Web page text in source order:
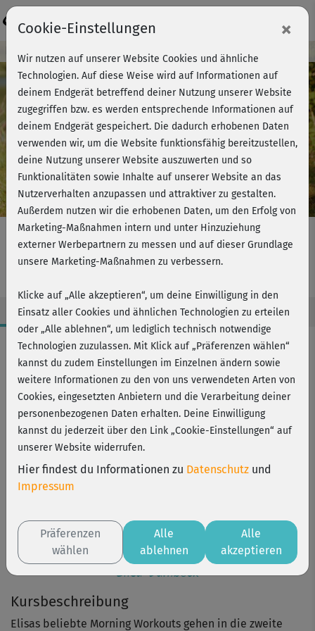
Play
Video
Kursvorschau - Jetzt mitmachen!
Morning Workouts II - Einführung
Kursbeschreibung
Elisas beliebte Morning Workouts gehen in die zweite
Workout-Facts
leicht
1 Min
Elisa Dambeck
Elisa Dambeck
Cookie-Einstellungen ×
Wir nutzen auf unserer Website Cookies und ähnliche
Technologien. Auf diese Weise wird auf Informationen auf
deinem Endgerät betreffend deiner Nutzung unserer Website
zugegriffen bzw. es werden entsprechende Informationen auf
deinem Endgerät gespeichert. Die dadurch erhobenen Daten
verwenden wir, um die Website funktionsfähig bereitzustellen,
deine Nutzung unserer Website auszuwerten und so
Funktionalitäten sowie Inhalte auf unserer Website an das
Nutzerverhalten anzupassen und attraktiver zu gestalten.
Außerdem nutzen wir die erhobenen Daten, um den Erfolg von
Marketing-Maßnahmen intern und unter Hinzuziehung
externer Werbepartnern zu messen und auf dieser Grundlage
unsere Marketing-Maßnahmen zu verbessern.
Klicke auf „Alle akzeptieren“, um deine Einwilligung in den
Einsatz aller Cookies und ähnlichen Technologien zu erteilen
oder „Alle ablehnen“, um lediglich technisch notwendige
Technologien zuzulassen. Mit Klick auf „Präferenzen wählen“
kannst du zudem Einstellungen im Einzelnen ändern sowie
weitere Informationen zu den von uns verwendeten Arten von
Cookies, eingesetzten Anbietern und die Verarbeitung deiner
personenbezogenen Daten erhalten. Deine Einwilligung
kannst du jederzeit über den Link „Cookie-Einstellungen“ auf
unserer Website widerrufen.
Hier findest du Informationen zu Datenschutz und
Impressum
Präferenzen
wählen
Alle
ablehnen
Alle
akzeptieren